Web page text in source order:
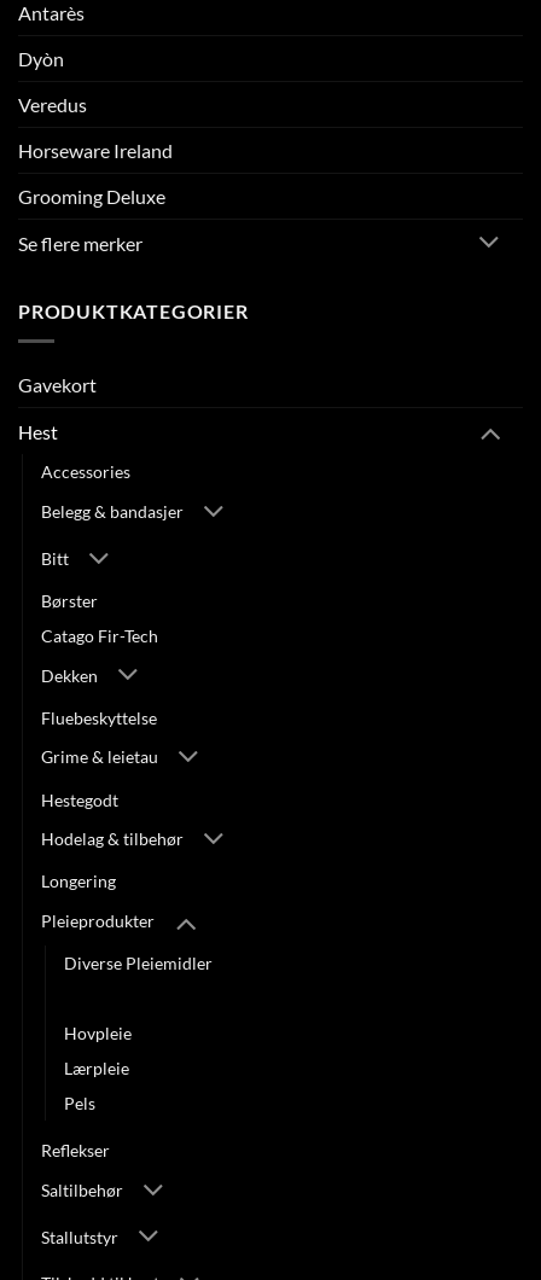
Antarès
Dyòn
Veredus
Horseware Ireland
Grooming Deluxe
Se flere merker
PRODUKTKATEGORIER
Gavekort
Hest
Accessories
Belegg & bandasjer
Bitt
Børster
Catago Fir-Tech
Dekken
Fluebeskyttelse
Grime & leietau
Hestegodt
Hodelag & tilbehør
Longering
Pleieprodukter
Diverse Pleiemidler
Hovpleie
Lærpleie
Pels
Reflekser
Saltilbehør
Stallutstyr